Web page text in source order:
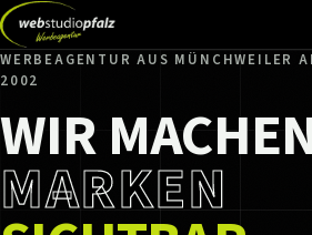
WERBEAGENTUR AUS MÜNCHWEILER
2002
WIR
MARKEN